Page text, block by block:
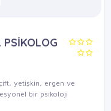
yetişkin, ergen ve
bir psikoloji